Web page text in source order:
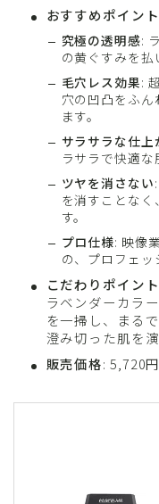
おすすめポイント
究極の透明感:
の黄ぐすみを払
毛穴レス効果:
穴の凹凸をふ
ます。
サラサラな仕上
ラサラで快適な
ツヤを消さない
を消すことな
す。
プロ仕様: 映像
の、プロフェッ
こだわりポイント
ラベンダーカラ
を一掃し、まる
澄み切った肌を
販売価格: 5,720